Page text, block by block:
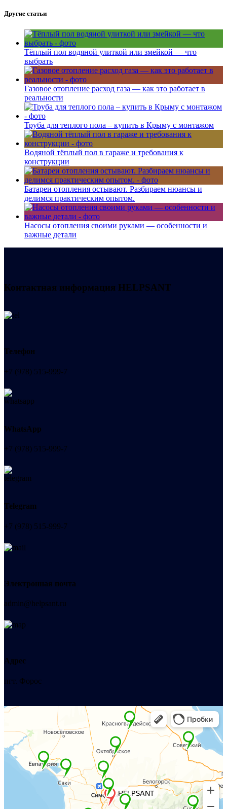
Другие статьи
Тёплый пол водяной улиткой или змейкой — что
выбрать
Газовое отопление расход газа — как это работает в
реальности
Труба для теплого пола – купить в Крыму с монтажом
Водяной тёплый пол в гараже и требования к
конструкции
Батареи отопления остывают. Разбираем нюансы и
делимся практическим опытом.
Насосы отопления своими руками — особенности и
важные детали
Контактная информация HELPSANT
Телефон
+7 (978) 515-999-7
WhatsApp
+7 (978) 515-999-7
Telegram
+7 (978) 515-999-7
Электронная почта
admin@helpsant.ru
Адрес
пгт. Форос